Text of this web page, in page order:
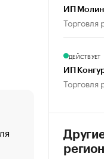
«От спорта
создавшей GTA
ИП
Торговля
ДЕЙСТВУЕТ
ИП
Торговля